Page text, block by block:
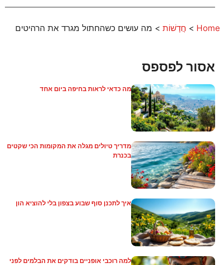
Home
> חֲדָשׁוֹת > מה עושים כשהחתול מגרד את הרהיטים
אסור לפספס
מה כדאי לראות בחיפה ביום אחד
מדריך טיולים מגלה את המקומות הכי שקטים
בכנרת
איך לתכנן סוף שבוע בצפון בלי להוציא הון
למה רוכבי אופניים בודקים את הבלמים לפני